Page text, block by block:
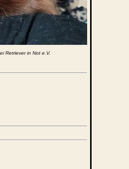
Retriever in Not e.V.